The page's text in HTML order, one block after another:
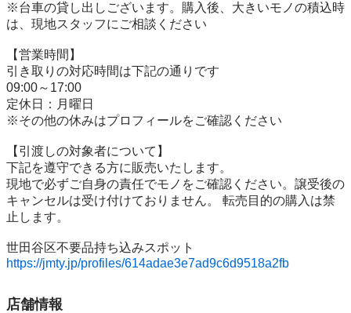
※台⾞の貸し出しございます。購入後、大きいモノの積込時
は、現地スタッフにご相談ください
【営業時間】
引き取りの対応時間は下記の通りです
09:00～17:00
定休日：月曜日
※その他の休みはプロフィールをご確認ください
【引渡しの対象者について】
下記を遵守できる⽅に販売いたします。
現地で必ずご⾃⾝の責任でモノをご確認ください。譲受後の
キャンセルは受け付けておりません。 転売⽬的の購⼊は禁
⽌します。
https://jmty.jp/profiles/614adae3e7ad9c6d9518a2fb
店舗情報